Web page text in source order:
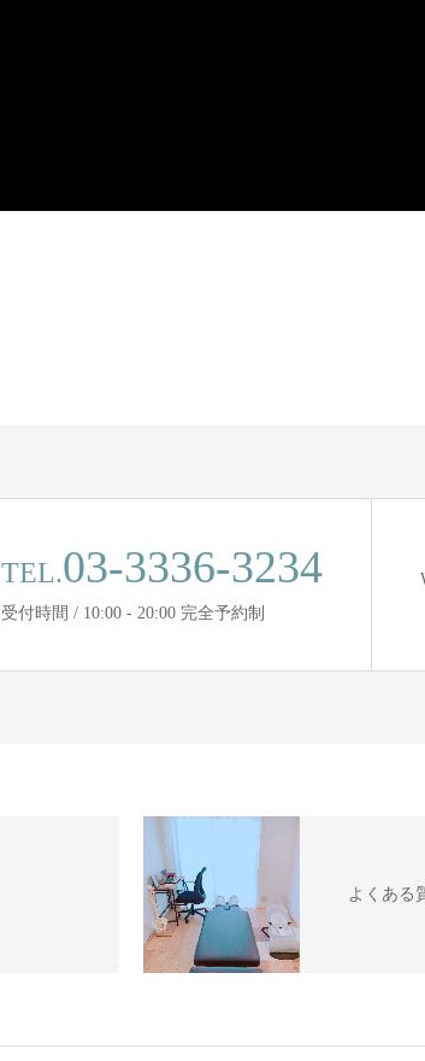
TEL.03-3336-3234
受付時間 / 10:00 - 20:00 完全予約制
よくある